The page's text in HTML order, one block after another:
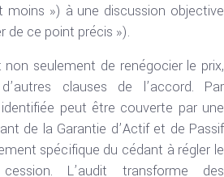
moins ») à une discussion objective
de ce point précis »).
seulement de renégocier le prix,
clauses de l’accord. Par
peut être couverte par une
de la Garantie d’Actif et de Passif
spécifique du cédant à régler le
L’audit transforme des